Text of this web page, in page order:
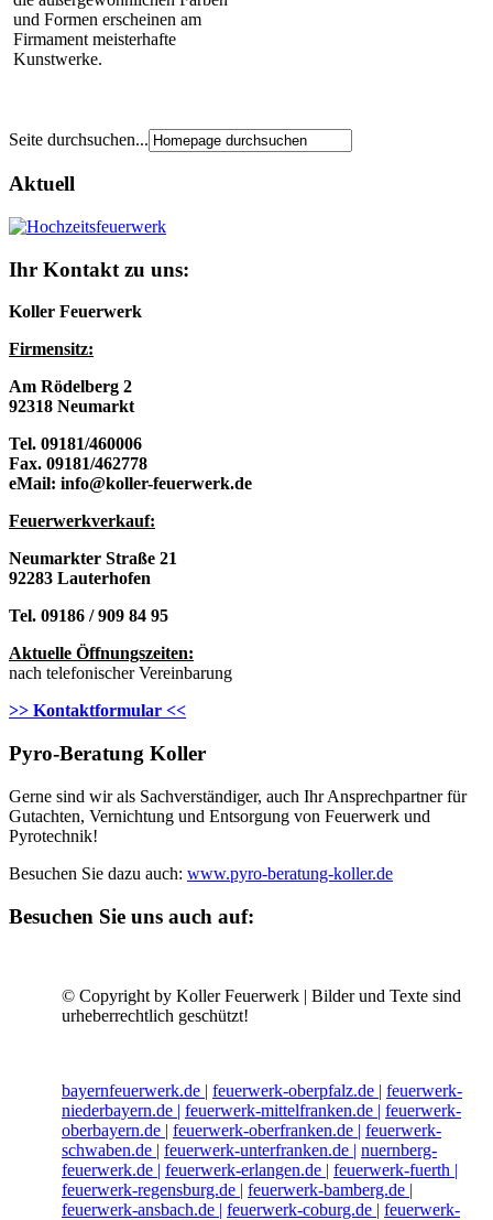
und Formen erscheinen am
Firmament meisterhafte
Kunstwerke.
Seite durchsuchen...
Aktuell
Ihr Kontakt zu uns:
Koller Feuerwerk
Firmensitz:
Am Rödelberg 2
92318 Neumarkt
Tel. 09181/460006
Fax. 09181/462778
eMail: info@koller-feuerwerk.de
Feuerwerkverkauf:
Neumarkter Straße 21
92283 Lauterhofen
Tel. 09186 / 909 84 95
Aktuelle Öffnungszeiten:
nach telefonischer Vereinbarung
>> Kontaktformular <<
Pyro-Beratung Koller
Gerne sind wir als Sachverständiger, auch Ihr Ansprechpartner für
Gutachten, Vernichtung und Entsorgung von Feuerwerk und
Pyrotechnik!
Besuchen Sie dazu auch: www.pyro-beratung-koller.de
Besuchen Sie uns auch auf:
© Copyright by Koller Feuerwerk | Bilder und Texte sind
urheberrechtlich geschützt!
bayernfeuerwerk.de | feuerwerk-oberpfalz.de | feuerwerk-
niederbayern.de | feuerwerk-mittelfranken.de | feuerwerk-
oberbayern.de | feuerwerk-oberfranken.de | feuerwerk-
schwaben.de | feuerwerk-unterfranken.de | nuernberg-
feuerwerk.de | feuerwerk-erlangen.de | feuerwerk-fuerth |
feuerwerk-regensburg.de | feuerwerk-bamberg.de |
feuerwerk-ansbach.de | feuerwerk-coburg.de | feuerwerk-